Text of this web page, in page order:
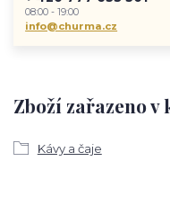
Zboží zařazeno
Kávy a čaje
08:00 - 19:00
info@churma.cz